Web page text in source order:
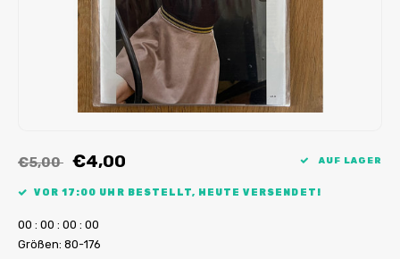
My Image Tutorials
My Image Korrekturen
B-Trendy Korrekturen
Applikationen
Ebook Plotservice
€5,00 €4,00 AUF LAGER
VOR 17:00 UHR BESTELLT, HEUTE VERSENDET!
00 : 00 : 00 : 00
Größen: 80-176